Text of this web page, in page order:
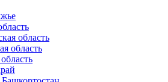
область
область